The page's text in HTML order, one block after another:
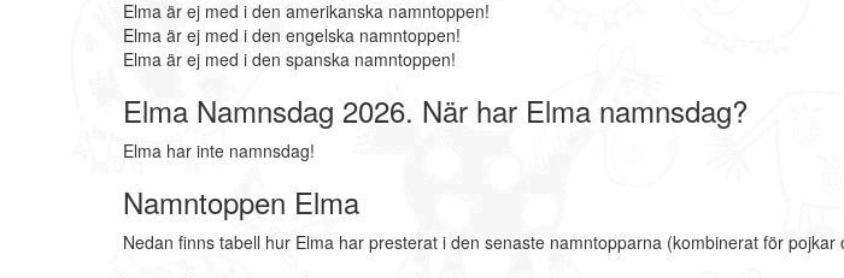
Elma är ej med i den amerikanska namntoppen!
Elma är ej med i den engelska namntoppen!
Elma är ej med i den spanska namntoppen!
Elma Namnsdag 2026. När har Elma namnsdag?
Elma har inte namnsdag!
Namntoppen Elma
Nedan finns tabell hur Elma har presterat i den senaste namntopparna (kombinerat för pojkar